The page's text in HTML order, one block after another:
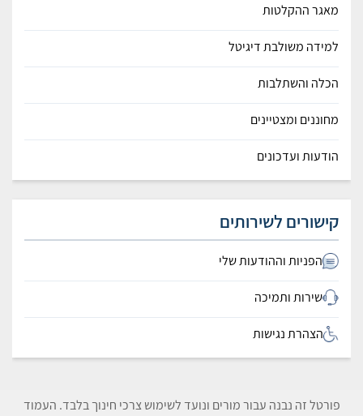
מאגר ההקלטות
למידה משולבת דיגיטל
הכלה והשתלבות
מחוננים ומצטיינים
הודעות ועדכונים
קישורים לשירותים
הפניות וההודעות שלי
שירות ותמיכה
הצהרת נגישות
פורטל זה נבנה עבור מורים ונועד לשימוש צרכי חינוך בלבד. העמוד